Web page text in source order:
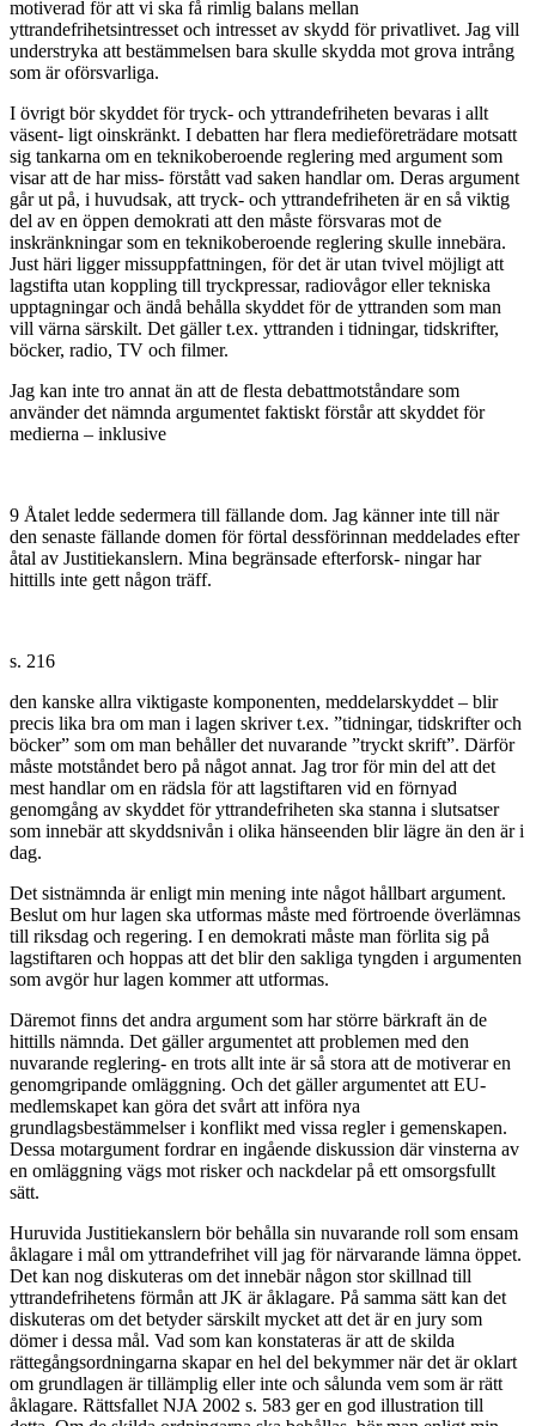
motiverad för att vi ska få rimlig balans mellan
yttrandefrihetsintresset och intresset av skydd för privatlivet. Jag vill
understryka att bestämmelsen bara skulle skydda mot grova intrång
som är oförsvarliga.
I övrigt bör skyddet för tryck- och yttrandefriheten bevaras i allt
väsent- ligt oinskränkt. I debatten har flera medieföreträdare motsatt
sig tankarna om en teknikoberoende reglering med argument som
visar att de har miss- förstått vad saken handlar om. Deras argument
går ut på, i huvudsak, att tryck- och yttrandefriheten är en så viktig
del av en öppen demokrati att den måste försvaras mot de
inskränkningar som en teknikoberoende reglering skulle innebära.
Just häri ligger missuppfattningen, för det är utan tvivel möjligt att
lagstifta utan koppling till tryckpressar, radiovågor eller tekniska
upptagningar och ändå behålla skyddet för de yttranden som man
vill värna särskilt. Det gäller t.ex. yttranden i tidningar, tidskrifter,
böcker, radio, TV och filmer.
Jag kan inte tro annat än att de flesta debattmotståndare som
använder det nämnda argumentet faktiskt förstår att skyddet för
medierna – inklusive
9 Åtalet ledde sedermera till fällande dom. Jag känner inte till när
den senaste fällande domen för förtal dessförinnan meddelades efter
åtal av Justitiekanslern. Mina begränsade efterforsk- ningar har
hittills inte gett någon träff.
s. 216
den kanske allra viktigaste komponenten, meddelarskyddet – blir
precis lika bra om man i lagen skriver t.ex. ”tidningar, tidskrifter och
böcker” som om man behåller det nuvarande ”tryckt skrift”. Därför
måste motståndet bero på något annat. Jag tror för min del att det
mest handlar om en rädsla för att lagstiftaren vid en förnyad
genomgång av skyddet för yttrandefriheten ska stanna i slutsatser
som innebär att skyddsnivån i olika hänseenden blir lägre än den är i
dag.
Det sistnämnda är enligt min mening inte något hållbart argument.
Beslut om hur lagen ska utformas måste med förtroende överlämnas
till riksdag och regering. I en demokrati måste man förlita sig på
lagstiftaren och hoppas att det blir den sakliga tyngden i argumenten
som avgör hur lagen kommer att utformas.
Däremot finns det andra argument som har större bärkraft än de
hittills nämnda. Det gäller argumentet att problemen med den
nuvarande reglering- en trots allt inte är så stora att de motiverar en
genomgripande omläggning. Och det gäller argumentet att EU-
medlemskapet kan göra det svårt att införa nya
grundlagsbestämmelser i konflikt med vissa regler i gemenskapen.
Dessa motargument fordrar en ingående diskussion där vinsterna av
en omläggning vägs mot risker och nackdelar på ett omsorgsfullt
sätt.
Huruvida Justitiekanslern bör behålla sin nuvarande roll som ensam
åklagare i mål om yttrandefrihet vill jag för närvarande lämna öppet.
Det kan nog diskuteras om det innebär någon stor skillnad till
yttrandefrihetens förmån att JK är åklagare. På samma sätt kan det
diskuteras om det betyder särskilt mycket att det är en jury som
dömer i dessa mål. Vad som kan konstateras är att de skilda
rättegångsordningarna skapar en hel del bekymmer när det är oklart
om grundlagen är tillämplig eller inte och sålunda vem som är rätt
åklagare. Rättsfallet NJA 2002 s. 583 ger en god illustration till